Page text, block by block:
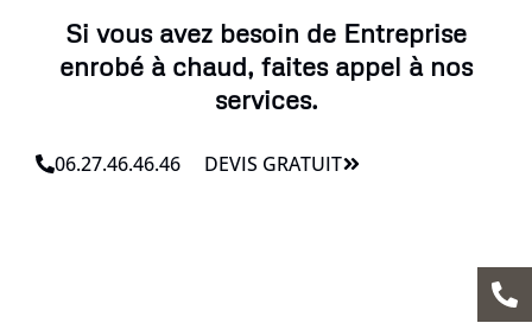
Si vous avez besoin de Entreprise
enrobé à chaud, faites appel à nos
services.
06.27.46.46.46 DEVIS GRATUIT